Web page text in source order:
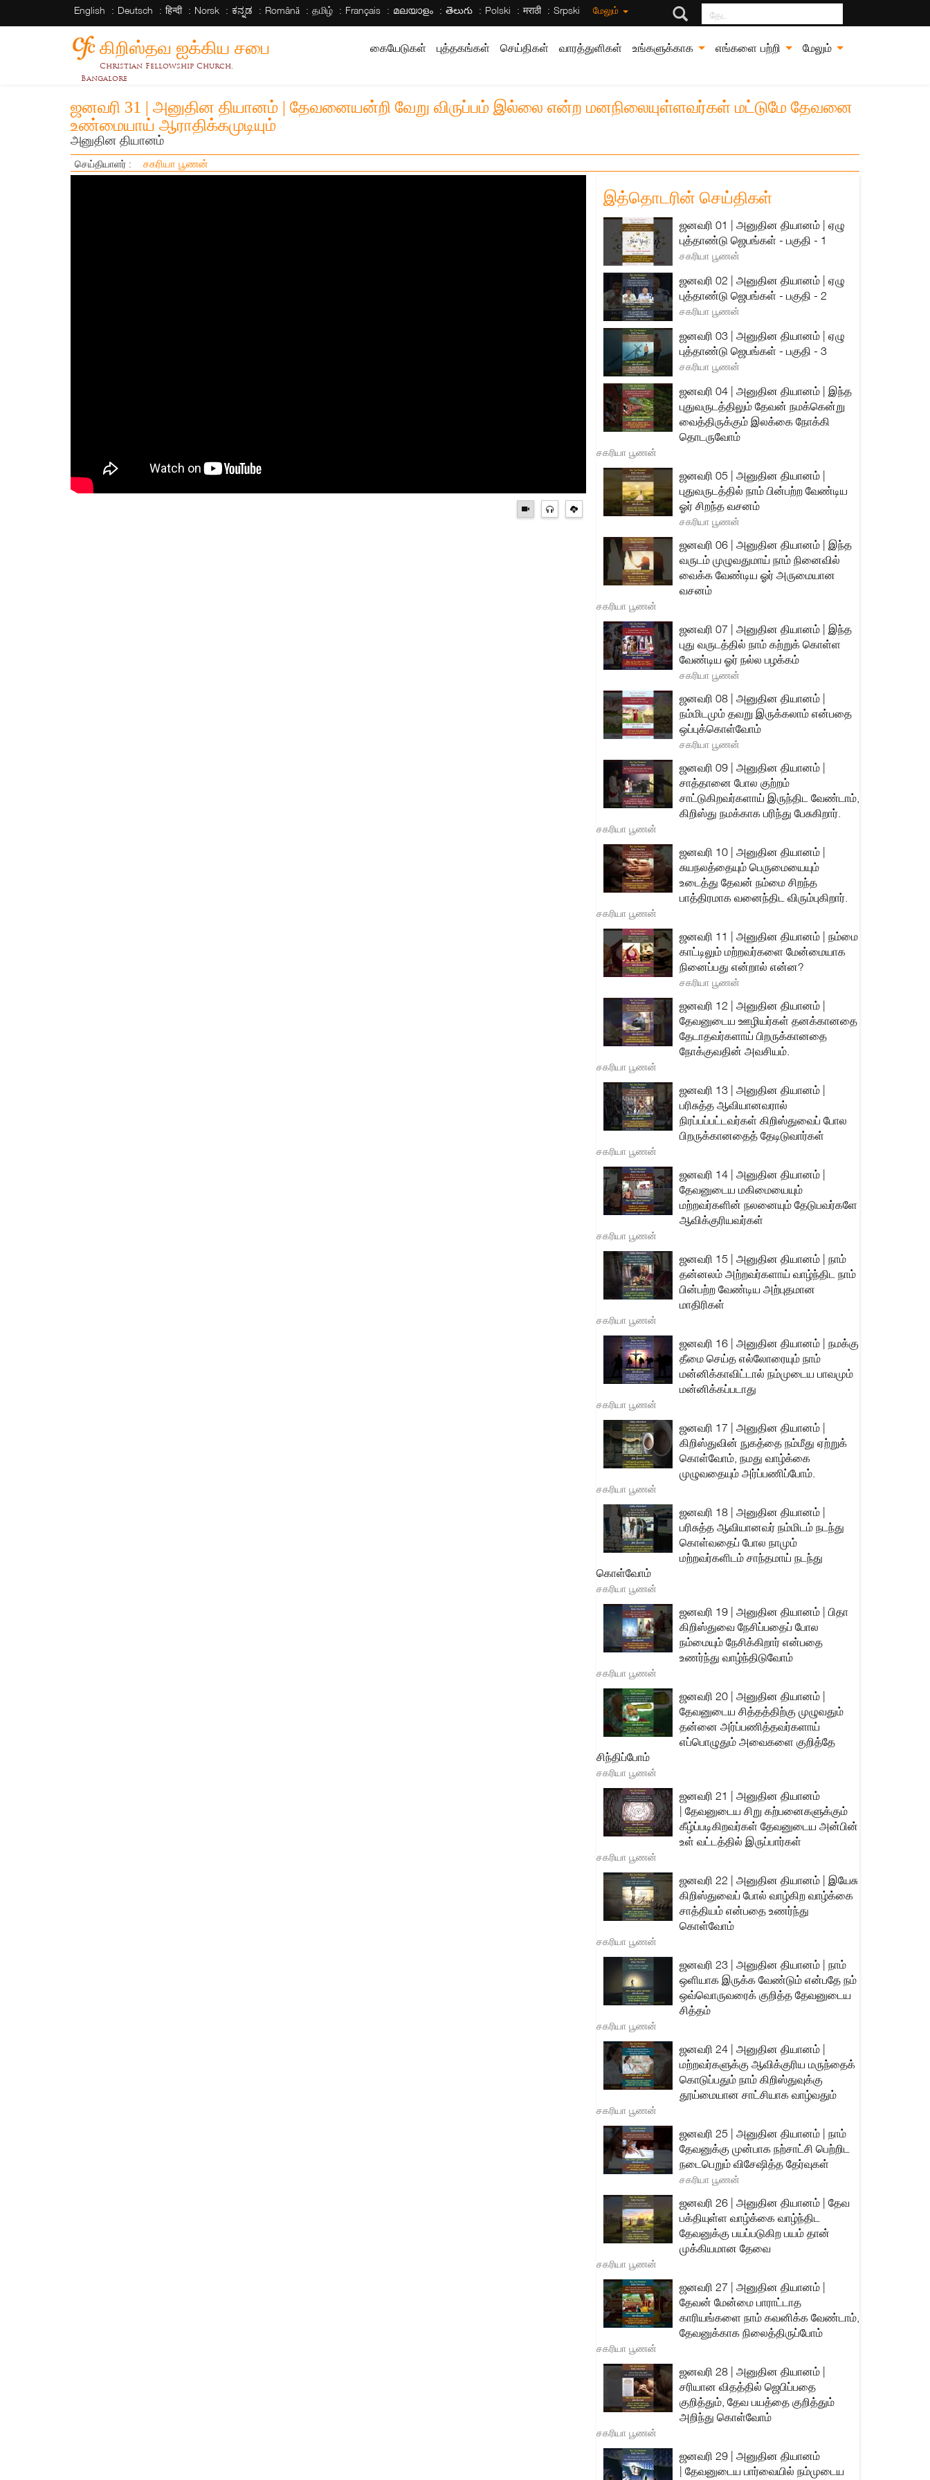
English Deutsch हिन्दी Norsk ಕನ್ನಡ Română தமிழ் Français മലയാളം తెలుగు Polski मराठी Srpski மேலும் தேட
கிறிஸ்தவ ஐக்கிய சபை
Christian Fellowship Church,
Bangalore
கையேடுகள் புத்தகங்கள் செய்திகள் வாரத்துளிகள் உங்களுக்காக எங்களை பற்றி மேலும்
ஜனவரி 31 | அனுதின தியானம் | தேவனையன்றி வேறு விருப்பம் இல்லை என்ற மனநிலையுள்ளவர்கள் மட்டுமே தேவனை
உண்மையாய் ஆராதிக்கமுடியும்
அனுதின தியானம்
செய்தியாளர் : சகரியா பூணன்
இத்தொடரின் செய்திகள்
ஜனவரி 01 | அனுதின தியானம் | ஏழு
புத்தாண்டு ஜெபங்கள் - பகுதி - 1
சகரியா பூணன்
ஜனவரி 02 | அனுதின தியானம் | ஏழு
புத்தாண்டு ஜெபங்கள் - பகுதி - 2
சகரியா பூணன்
ஜனவரி 03 | அனுதின தியானம் | ஏழு
புத்தாண்டு ஜெபங்கள் - பகுதி - 3
சகரியா பூணன்
ஜனவரி 04 | அனுதின தியானம் | இந்த
புதுவருடத்திலும் தேவன் நமக்கென்று
வைத்திருக்கும் இலக்கை நோக்கி
தொடருவோம்
சகரியா பூணன்
ஜனவரி 05 | அனுதின தியானம் |
புதுவருடத்தில் நாம் பின்பற்ற வேண்டிய
ஓர் சிறந்த வசனம்
சகரியா பூணன்
ஜனவரி 06 | அனுதின தியானம் | இந்த
வருடம் முழுவதுமாய் நாம் நினைவில்
வைக்க வேண்டிய ஓர் அருமையான
வசனம்
சகரியா பூணன்
ஜனவரி 07 | அனுதின தியானம் | இந்த
புது வருடத்தில் நாம் கற்றுக் கொள்ள
வேண்டிய ஓர் நல்ல பழக்கம்
சகரியா பூணன்
ஜனவரி 08 | அனுதின தியானம் |
நம்மிடமும் தவறு இருக்கலாம் என்பதை
ஒப்புக்கொள்வோம்
சகரியா பூணன்
ஜனவரி 09 | அனுதின தியானம் |
சாத்தானை போல குற்றம்
சாட்டுகிறவர்களாய் இருந்திட வேண்டாம்,
கிறிஸ்து நமக்காக பரிந்து பேசுகிறார்.
சகரியா பூணன்
ஜனவரி 10 | அனுதின தியானம் |
சுயநலத்தையும் பெருமையையும்
உடைத்து தேவன் நம்மை சிறந்த
பாத்திரமாக வனைந்திட விரும்புகிறார்.
சகரியா பூணன்
ஜனவரி 11 | அனுதின தியானம் | நம்மை
காட்டிலும் மற்றவர்களை மேன்மையாக
நினைப்பது என்றால் என்ன?
சகரியா பூணன்
ஜனவரி 12 | அனுதின தியானம் |
தேவனுடைய ஊழியர்கள் தனக்கானதை
தேடாதவர்களாய் பிறருக்கானதை
நோக்குவதின் அவசியம்.
சகரியா பூணன்
ஜனவரி 13 | அனுதின தியானம் |
பரிசுத்த ஆவியானவரால்
நிரப்பப்பட்டவர்கள் கிறிஸ்துவைப் போல
பிறருக்கானதைத் தேடிடுவார்கள்
சகரியா பூணன்
ஜனவரி 14 | அனுதின தியானம் |
தேவனுடைய மகிமையையும்
மற்றவர்களின் நலனையும் தேடுபவர்களே
ஆவிக்குரியவர்கள்
சகரியா பூணன்
ஜனவரி 15 | அனுதின தியானம் | நாம்
தன்னலம் அற்றவர்களாய் வாழ்ந்திட நாம்
பின்பற்ற வேண்டிய அற்புதமான
மாதிரிகள்
சகரியா பூணன்
ஜனவரி 16 | அனுதின தியானம் | நமக்கு
தீமை செய்த எல்லோரையும் நாம்
மன்னிக்காவிட்டால் நம்முடைய பாவமும்
மன்னிக்கப்படாது
சகரியா பூணன்
ஜனவரி 17 | அனுதின தியானம் |
கிறிஸ்துவின் நுகத்தை நம்மீது ஏற்றுக்
கொள்வோம், நமது வாழ்க்கை
முழுவதையும் அர்ப்பணிப்போம்.
சகரியா பூணன்
ஜனவரி 18 | அனுதின தியானம் |
பரிசுத்த ஆவியானவர் நம்மிடம் நடந்து
கொள்வதைப் போல நாமும்
மற்றவர்களிடம் சாந்தமாய் நடந்து
கொள்வோம்
சகரியா பூணன்
ஜனவரி 19 | அனுதின தியானம் | பிதா
கிறிஸ்துவை நேசிப்பதைப் போல
நம்மையும் நேசிக்கிறார் என்பதை
உணர்ந்து வாழ்ந்திடுவோம்
சகரியா பூணன்
ஜனவரி 20 | அனுதின தியானம் |
தேவனுடைய சித்தத்திற்கு முழுவதும்
தன்னை அர்ப்பணித்தவர்களாய்
எப்பொழுதும் அவைகளை குறித்தே
சிந்திப்போம்
சகரியா பூணன்
ஜனவரி 21 | அனுதின தியானம்
| தேவனுடைய சிறு கற்பனைகளுக்கும்
கீழ்ப்படிகிறவர்கள் தேவனுடைய அன்பின்
உள் வட்டத்தில் இருப்பார்கள்
சகரியா பூணன்
ஜனவரி 22 | அனுதின தியானம் | இயேசு
கிறிஸ்துவைப் போல் வாழ்கிற வாழ்க்கை
சாத்தியம் என்பதை உணர்ந்து
கொள்வோம்
சகரியா பூணன்
ஜனவரி 23 | அனுதின தியானம் | நாம்
ஒளியாக இருக்க வேண்டும் என்பதே நம்
ஒவ்வொருவரைக் குறித்த தேவனுடைய
சித்தம்
சகரியா பூணன்
ஜனவரி 24 | அனுதின தியானம் |
மற்றவர்களுக்கு ஆவிக்குரிய மருந்தைக்
கொடுப்பதும் நாம் கிறிஸ்துவுக்கு
தூய்மையான சாட்சியாக வாழ்வதும்
சகரியா பூணன்
ஜனவரி 25 | அனுதின தியானம் | நாம்
தேவனுக்கு முன்பாக நற்சாட்சி பெற்றிட
நடைபெறும் விசேஷித்த தேர்வுகள்
சகரியா பூணன்
ஜனவரி 26 | அனுதின தியானம் | தேவ
பக்தியுள்ள வாழ்க்கை வாழ்ந்திட
தேவனுக்கு பயப்படுகிற பயம் தான்
முக்கியமான தேவை
சகரியா பூணன்
ஜனவரி 27 | அனுதின தியானம் |
தேவன் மேன்மை பாராட்டாத
காரியங்களை நாம் கவனிக்க வேண்டாம்,
தேவனுக்காக நிலைத்திருப்போம்
சகரியா பூணன்
ஜனவரி 28 | அனுதின தியானம் |
சரியான விதத்தில் ஜெபிப்பதை
குறித்தும், தேவ பயத்தை குறித்தும்
அறிந்து கொள்வோம்
சகரியா பூணன்
ஜனவரி 29 | அனுதின தியானம்
| தேவனுடைய பார்வையில் நம்முடைய